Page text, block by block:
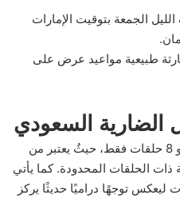
منتصف الليل الجمعة بتوقيت الإمارات
طبيعية مواعيد عرض على
السعودي
إن عدد حلقات مسلسل الضارية هو 8 حلقات فقط، حيثُ يعتبر من
ذات الحلقات المحدودة. كما يأتي
ليعكس توجهًا دراميًا حديثًا يركز